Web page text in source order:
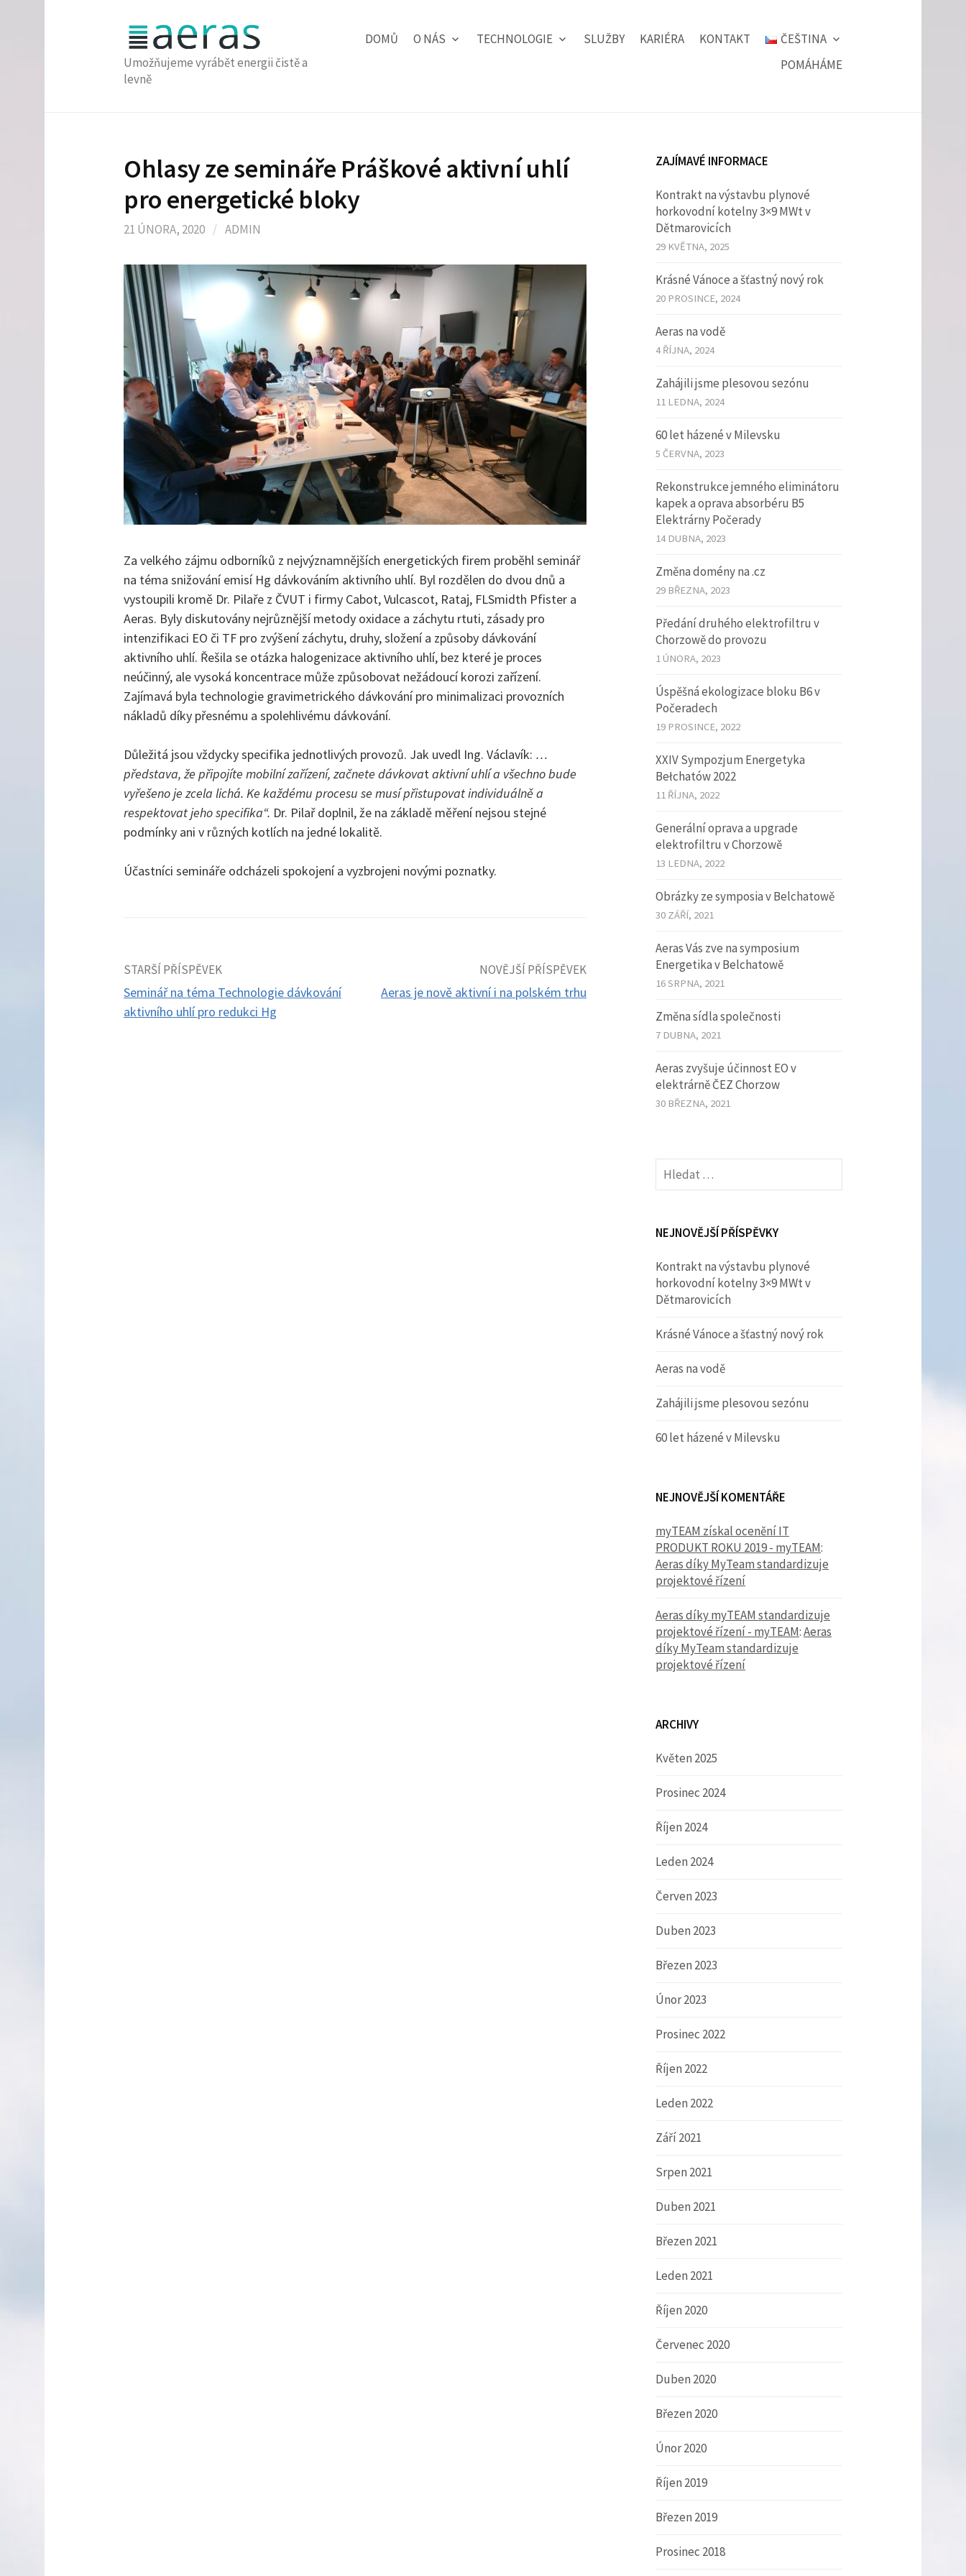
Umožňujeme vyrábět energii čistě a
levně
DOMŮ O NÁS TECHNOLOGIE SLUŽBY KARIÉRA KONTAKT
ČEŠTINA
POMÁHÁME
Ohlasy ze semináře Práškové aktivní uhlí
pro energetické bloky
21 ÚNORA, 2020 / ADMIN
Za velkého zájmu odborníků z nejvýznamnějších energetických firem proběhl seminář
na téma snižování emisí Hg dávkováním aktivního uhlí. Byl rozdělen do dvou dnů a
vystoupili kromě Dr. Pilaře z ČVUT i firmy Cabot, Vulcascot, Rataj, FLSmidth Pfister a
Aeras. Byly diskutovány nejrůznější metody oxidace a záchytu rtuti, zásady pro
intenzifikaci EO či TF pro zvýšení záchytu, druhy, složení a způsoby dávkování
aktivního uhlí. Řešila se otázka halogenizace aktivního uhlí, bez které je proces
neúčinný, ale vysoká koncentrace může způsobovat nežádoucí korozi zařízení.
Zajímavá byla technologie gravimetrického dávkování pro minimalizaci provozních
nákladů díky přesnému a spolehlivému dávkování.
Důležitá jsou vždycky specifika jednotlivých provozů. Jak uvedl Ing. Václavík: …
představa, že připojíte mobilní zařízení, začnete dávkovataktivní uhlí a všechno bude
vyřešeno je zcela lichá. Ke každému procesu se musí přistupovat individuálně a
respektovat jeho specifika“. Dr. Pilař doplnil, že na základě měření nejsou stejné
podmínky ani v různých kotlích na jedné lokalitě.
Účastníci semináře odcházeli spokojení a vyzbrojeni novými poznatky.
Navigace
pro
STARŠÍ PŘÍSPĚVEK
Seminář na téma Technologie dávkování
aktivního uhlí pro redukci Hg
NOVĚJŠÍ PŘÍSPĚVEK
Aeras je nově aktivní i na polském trhu
ZAJÍMAVÉ INFORMACE
Kontrakt na výstavbu plynové
horkovodní kotelny 3×9 MWt v
Dětmarovicích
29 KVĚTNA, 2025
Krásné Vánoce a šťastný nový rok
20 PROSINCE, 2024
Aeras na vodě
4 ŘÍJNA, 2024
Zahájili jsme plesovou sezónu
11 LEDNA, 2024
60 let házené v Milevsku
5 ČERVNA, 2023
Rekonstrukce jemného eliminátoru
kapek a oprava absorbéru B5
Elektrárny Počerady
14 DUBNA, 2023
Změna domény na .cz
29 BŘEZNA, 2023
Předání druhého elektrofiltru v
Chorzowě do provozu
1 ÚNORA, 2023
Úspěšná ekologizace bloku B6 v
Počeradech
19 PROSINCE, 2022
XXIV Sympozjum Energetyka
Bełchatów 2022
11 ŘÍJNA, 2022
Generální oprava a upgrade
elektrofiltru v Chorzowě
13 LEDNA, 2022
Obrázky ze symposia v Belchatowě
30 ZÁŘÍ, 2021
Aeras Vás zve na symposium
Energetika v Belchatowě
16 SRPNA, 2021
Změna sídla společnosti
7 DUBNA, 2021
Aeras zvyšuje účinnost EO v
elektrárně ČEZ Chorzow
30 BŘEZNA, 2021
Vyhledávání
NEJNOVĚJŠÍ PŘÍSPĚVKY
Kontrakt na výstavbu plynové
horkovodní kotelny 3×9 MWt v
Dětmarovicích
Krásné Vánoce a šťastný nový rok
Aeras na vodě
Zahájili jsme plesovou sezónu
60 let házené v Milevsku
NEJNOVĚJŠÍ KOMENTÁŘE
myTEAM získal ocenění IT
PRODUKT ROKU 2019 - myTEAM:
Aeras díky MyTeam standardizuje
projektové řízení
Aeras díky myTEAM standardizuje
projektové řízení - myTEAM:Aeras
díky MyTeam standardizuje
projektové řízení
ARCHIVY
Květen 2025
Prosinec 2024
Říjen 2024
Leden 2024
Červen 2023
Duben 2023
Březen 2023
Únor 2023
Prosinec 2022
Říjen 2022
Leden 2022
Září 2021
Srpen 2021
Duben 2021
Březen 2021
Leden 2021
Říjen 2020
Červenec 2020
Duben 2020
Březen 2020
Únor 2020
Říjen 2019
Březen 2019
Prosinec 2018